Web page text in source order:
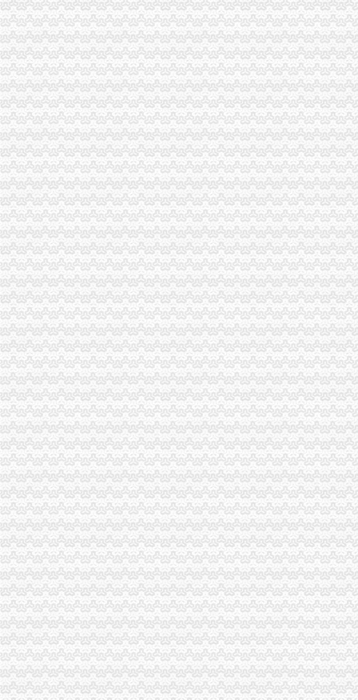
注册外贸公司_上海誉胜注册公司1
请问大家为什么不直接注册外贸公司,而注册离案公司呢？（页1）-
在上海个人注册外贸公司-上海注册公司网
外贸公司怎么注册,外贸公司注册流程-法律知识大全|律师365(.
合肥注册外贸公司合肥注册外资公司地址
【58同城】重庆重庆周边奉节外资公司注册_外资企业注册_代理外资公
纤芝服饰有限公司|纤芝服饰有限公司网站
【58同城】重庆重庆周边其它外资公司注册_外资企业注册_代理外资公
万州区外贸路益富木材经营部联系方式_信用报告_工商信息-启信宝
观音岩电脑维修,品牌路电脑维修,牌楼电脑维修,名亨电脑维修,
【重庆万州区照明灯具企业名录】_顺企网
重庆市万州区龙宝建筑公司明镜工程处-城市吧街景地图
【重庆市渝北区注册外贸公司对经营范围要求】价格,厂家,图片,公
外贸公司注册流程
外贸公司注册流程?如何注册外贸公司?_智付-dinpay_新浪博客
合肥注册公司|注册外贸公司-合肥得山财务咨询有限公司
太原注册外贸公司,商务服务-久久信息网
合肥注册公司|注册外贸公司-合肥得山财务咨询有限公司
外贸公司注册流程-法律快车国际贸易法
合肥注册外贸公司合肥注册外贸公司优势
合肥注册外贸公司合肥注册外资公司地址
太原注册外贸公司,注册外贸公司注册资金有什么要求-太原58同城
外贸公司注册香港公司后如何运作_搜狐财经_搜狐网
上海外贸公司注册费用与注册流程_法律知识-法律咨询上中顾法律网
外贸公司注册资本需要多少-商务服务-互动百科
创业者注册外贸公司的优势-生活服务-广州妈妈论坛
外贸公司注册,北京注册外贸公司—在线播放—优酷网,高清在线
注册外贸公司-注册进出口公司-进出口权申请-外贸代理记账-代理出口退
怎样注册外贸公司【今日推荐网-郑州工商/税务/财务】
成都注册外贸公司需要考虑哪些问题？-商务服务
如何注册外贸公司-外贸公司注册流程与条件
[理论研讨]有注册外贸公司经验的吗？请给点建议_创业家园_天涯论坛_
【外贸公司注册,上海外贸公司注册】厂家,价格,图片_上海好品商
自贸区注册外贸公司条件及费用-商务服务-人民铁道网
武汉外贸公司注册【价格,品牌,供应商】-中国制造网,武汉网通知
注册外贸公司的条件与要求_创业家园_天涯论坛_天涯社区
在上海个人注册外贸公司-上海注册公司网
注册外贸公司、香港公司注册、商标注册_财务会计_商贸服务网络服
外贸公司怎么注册,外贸公司注册流程-法律知识大全|律师365(.
请问大家为什么不直接注册外贸公司,而注册离案公司呢？（页1）-
供应海贸易公司办理,上海办理进出口贸易,办理注册外贸公司-企汇网
瑞丰德永外贸企业注册离岸公司是对外贸易便利途径_搜狐财经_搜狐网